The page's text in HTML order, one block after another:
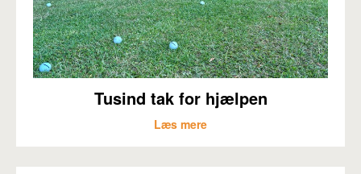
Tusind tak for hjælpen
Læs mere